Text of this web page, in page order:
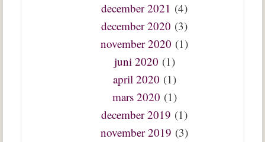
december 2021 (4)
december 2020 (3)
november 2020 (1)
juni 2020 (1)
april 2020 (1)
mars 2020 (1)
december 2019 (1)
november 2019 (3)